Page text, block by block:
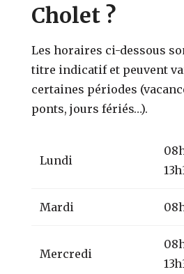
Cholet ?
Les horaires ci-dessous
titre indicatif et peuvent
certaines périodes
ponts, jours fériés…).
Lundi
Mardi
Mercredi